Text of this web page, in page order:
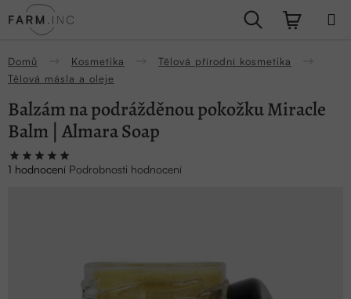
na
Hledat
Domů Kosmetika
Tělová přírodní kosmetika
Tělová másla a oleje
Balzám na podrážděnou pokožku Miracle
Balm | Almara Soap
Průměrné
hodnocení
1 hodnocení Podrobnosti hodnocení